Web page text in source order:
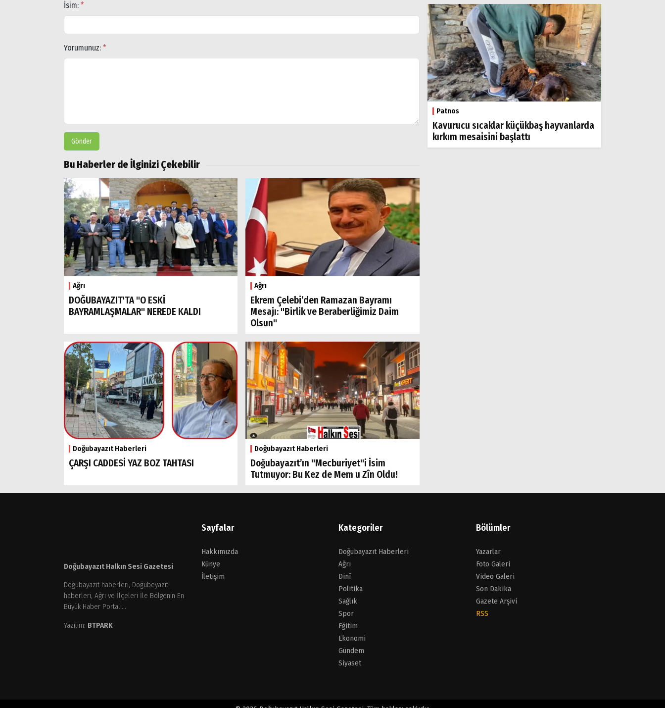
İsim: *
Yorumunuz: *
Gönder
Bu Haberler de İlginizi Çekebilir
Ağrı
DOĞUBAYAZIT'TA "O ESKİ
BAYRAMLAŞMALAR" NEREDE KALDI
Ağrı
Ekrem Çelebi’den Ramazan Bayramı
Mesajı: "Birlik ve Beraberliğimiz Daim
Olsun"
Doğubayazıt Haberleri
ÇARŞI CADDESİ YAZ BOZ TAHTASI
Doğubayazıt Haberleri
Doğubayazıt’ın "Mecburiyet"i İsim
Tutmuyor: Bu Kez de Mem u Zîn Oldu!
Patnos
Kavurucu sıcaklar küçükbaş hayvanlarda
kırkım mesaisini başlattı
Doğubayazıt Halkın Sesi Gazetesi
Doğubayazıt haberleri, Doğubeyazıt
haberleri, Ağrı ve İlçeleri İle Bölgenin En
Büyük Haber Portalı...
Yazılım: BTPARK
Sayfalar
Hakkımızda
Künye
İletişim
Kategoriler
Doğubayazıt Haberleri
Ağrı
Dinî
Politika
Sağlık
Spor
Eğitim
Ekonomi
Gündem
Siyaset
Bölümler
Yazarlar
Foto Galeri
Video Galeri
Son Dakika
Gazete Arşivi
RSS